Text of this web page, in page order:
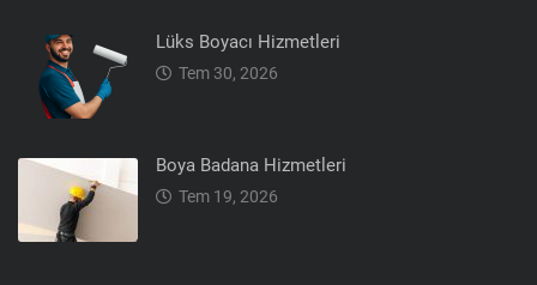
Lüks Boyacı Hizmetleri
Tem 30, 2026
Boya Badana Hizmetleri
Tem 19, 2026